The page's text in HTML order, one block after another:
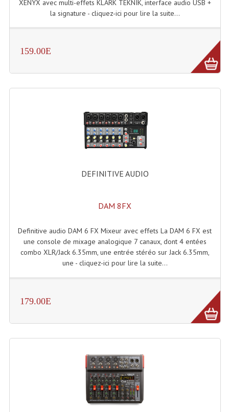
Rack 19" PRO Betonex
Rack 19 Pouces Multiplis
Accessoires Flight-Case Coins Roulettes
Machines À Fumées
Effets Projection Et Jet De CO2
Machines À Brouillard
Lanceur De Flammes Et Cartouche De Gaz
Machines À Effet Brouillard
Machines À Fumée Lourde
Machines À Mousse, Neige, Liquides
XENYX avec multi-effets KLARK TEKNIK, interface audio USB +
la signature - cliquez-ici pour lire la suite...
159.00E
DEFINITIVE AUDIO
DAM 8FX
Definitive audio DAM 6 FX Mixeur avec effets La DAM 6 FX est
une console de mixage analogique 7 canaux, dont 4 entées
combo XLR/Jack 6.35mm, une entrée stéréo sur Jack 6.35mm,
une - cliquez-ici pour lire la suite...
179.00E